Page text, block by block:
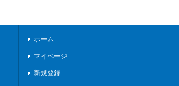
ホーム
マイページ
新規登録